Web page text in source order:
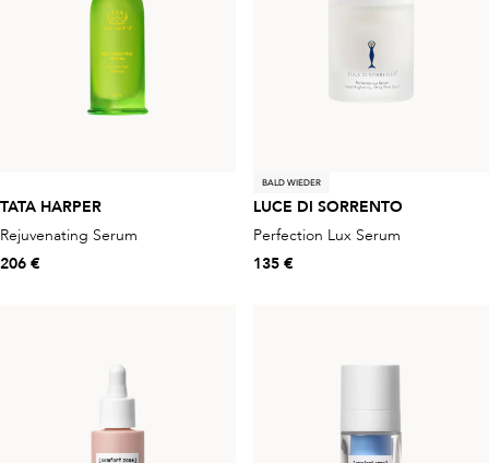
TATA HARPER
Rejuvenating Serum
206 €
BALD WIEDER
LUCE DI SORRENTO
Perfection Lux Serum
135 €